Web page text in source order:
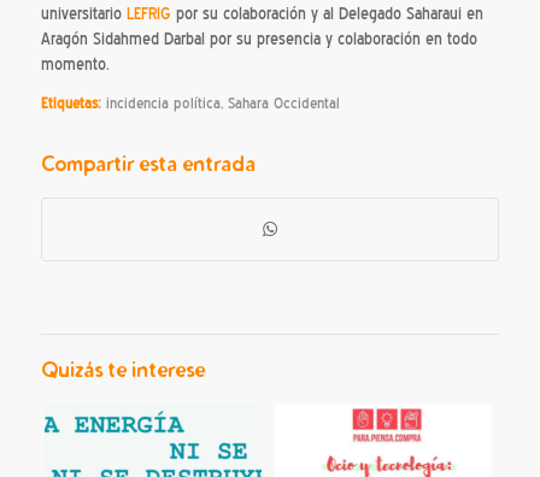
universitario LEFRIG por su colaboración y al Delegado Saharaui en
Aragón Sidahmed Darbal por su presencia y colaboración en todo
momento.
Etiquetas: incidencia política, Sahara Occidental
Compartir esta entrada
Quizás te interese